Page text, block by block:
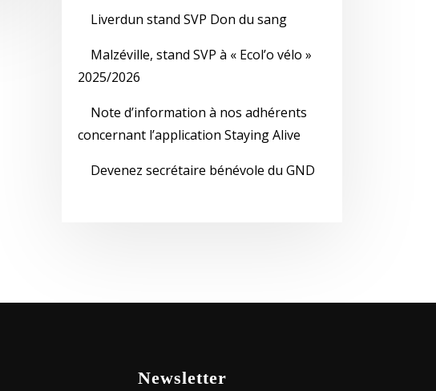
Liverdun stand SVP Don du sang
Malzéville, stand SVP à « Ecol’o vélo »
2025/2026
Note d’information à nos adhérents
concernant l’application Staying Alive
Devenez secrétaire bénévole du GND
Newsletter